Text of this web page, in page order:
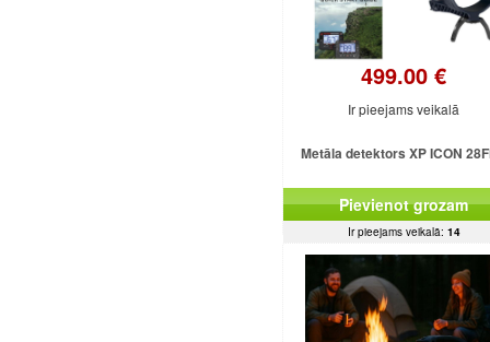
499.00 €
Ir pieejams veikalā
Metāla detektors XP ICON
Pievienot grozam
Ir pieejams veikalā: 14